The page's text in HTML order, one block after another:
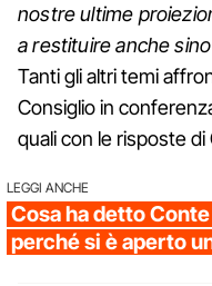
nostre ultime
a restituire anche
Tanti gli altri temi
Consiglio in
quali con le risposte di
LEGGI ANCHE
Cosa ha detto
perché si è aperto